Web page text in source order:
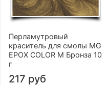
Перламутровый
краситель для смолы MG
EPOX COLOR M Бронза 10
г
217 руб